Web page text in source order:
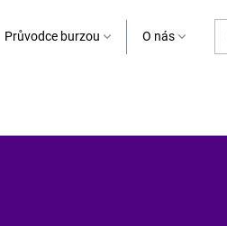
Průvodce burzou O nás